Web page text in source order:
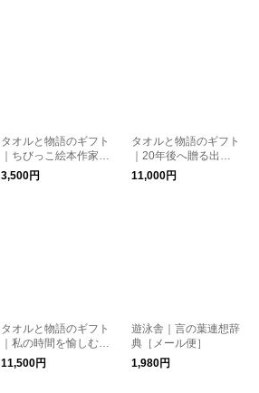
タオルと物語のギフト
｜ちびっこ絵本作家セ
ット（ラッピング・ポ
ストカード付）【送料
3,500円
タオルと物語のギフト
｜20年後へ贈る出産
祝いセット（ラッピン
グ・ポストカード付）
11,000円
タオルと物語のギフト
｜私の時間を愉しむセ
ット（ラッピング・ポ
ストカード付）【送料
11,500円
遊泳舎｜言の葉連想辞
典［メール便］
1,980円